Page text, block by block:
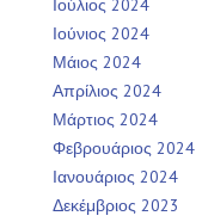
Ιούλιος 2024
Ιούνιος 2024
Μάιος 2024
Απρίλιος 2024
Μάρτιος 2024
Φεβρουάριος 2024
Ιανουάριος 2024
Δεκέμβριος 2023